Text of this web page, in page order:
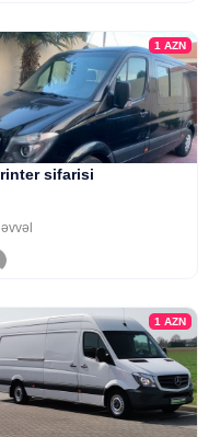
1 AZN
sifarisi
1 AZN